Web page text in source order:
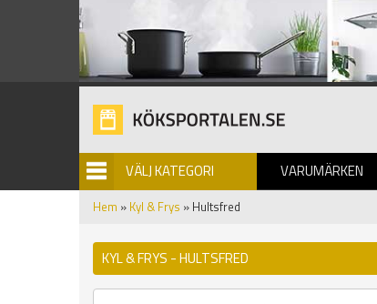
VÄLJ KATEGORI VARUMÄRKEN
BILDGALLERI
Hem » Kyl & Frys » Hultsfred
KYL & FRYS - HULTSFRED